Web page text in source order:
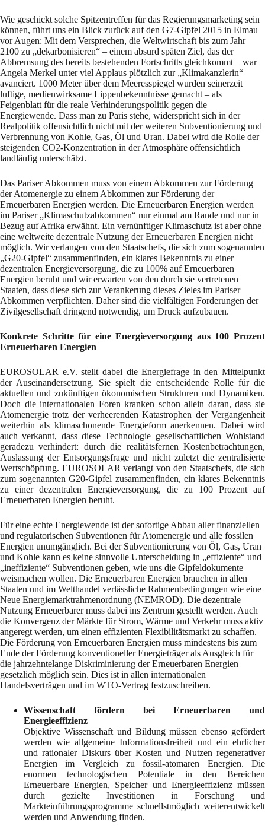
Wie geschickt solche Spitzentreffen für das Regierungsmarketing sein
können, führt uns ein Blick zurück auf den G7-Gipfel 2015 in Elmau
vor Augen: Mit dem Versprechen, die Weltwirtschaft bis zum Jahr
2100 zu „dekarbonisieren“ – einem absurd späten Ziel, das der
Abbremsung des bereits bestehenden Fortschritts gleichkommt – war
Angela Merkel unter viel Applaus plötzlich zur „Klimakanzlerin“
avanciert. 1000 Meter über dem Meeresspiegel wurden seinerzeit
luftige, medienwirksame Lippenbekenntnisse gemacht – als
Feigenblatt für die reale Verhinderungspolitik gegen die
Energiewende. Dass man zu Paris stehe, widerspricht sich in der
Realpolitik offensichtlich nicht mit der weiteren Subventionierung und
Verbrennung von Kohle, Gas, Öl und Uran. Dabei wird die Rolle der
steigenden CO2-Konzentration in der Atmosphäre offensichtlich
landläufig unterschätzt.
Das Pariser Abkommen muss von einem Abkommen zur Förderung
der Atomenergie zu einem Abkommen zur Förderung der
Erneuerbaren Energien werden. Die Erneuerbaren Energien werden
im Pariser „Klimaschutzabkommen“ nur einmal am Rande und nur in
Bezug auf Afrika erwähnt. Ein vernünftiger Klimaschutz ist aber ohne
eine weltweite dezentrale Nutzung der Erneuerbaren Energien nicht
möglich. Wir verlangen von den Staatschefs, die sich zum sogenannten
„G20-Gipfel“ zusammenfinden, ein klares Bekenntnis zu einer
dezentralen Energieversorgung, die zu 100% auf Erneuerbaren
Energien beruht und wir erwarten von den durch sie vertretenen
Staaten, dass diese sich zur Verankerung dieses Zieles im Pariser
Abkommen verpflichten. Daher sind die vielfältigen Forderungen der
Zivilgesellschaft dringend notwendig, um Druck aufzubauen.
Konkrete Schritte für eine Energieversorgung aus 100 Prozent
Erneuerbaren Energien
EUROSOLAR e.V. stellt dabei die Energiefrage in den Mittelpunkt
der Auseinandersetzung. Sie spielt die entscheidende Rolle für die
aktuellen und zukünftigen ökonomischen Strukturen und Dynamiken.
Doch die internationalen Foren kranken schon allein daran, dass sie
Atomenergie trotz der verheerenden Katastrophen der Vergangenheit
weiterhin als klimaschonende Energieform anerkennen. Dabei wird
auch verkannt, dass diese Technologie gesellschaftlichen Wohlstand
geradezu verhindert: durch die realitätsfernen Kostenbetrachtungen,
Auslassung der Entsorgungsfrage und nicht zuletzt die zentralisierte
Wertschöpfung. EUROSOLAR verlangt von den Staatschefs, die sich
zum sogenannten G20-Gipfel zusammenfinden, ein klares Bekenntnis
zu einer dezentralen Energieversorgung, die zu 100 Prozent auf
Erneuerbaren Energien beruht.
Für eine echte Energiewende ist der sofortige Abbau aller finanziellen
und regulatorischen Subventionen für Atomenergie und alle fossilen
Energien unumgänglich. Bei der Subventionierung von Öl, Gas, Uran
und Kohle kann es keine sinnvolle Unterscheidung in „effiziente“ und
„ineffiziente“ Subventionen geben, wie uns die Gipfeldokumente
weismachen wollen. Die Erneuerbaren Energien brauchen in allen
Staaten und im Welthandel verlässliche Rahmenbedingungen wie eine
Neue Energiemarktrahmenordnung (NEMROD). Die dezentrale
Nutzung Erneuerbarer muss dabei ins Zentrum gestellt werden. Auch
die Konvergenz der Märkte für Strom, Wärme und Verkehr muss aktiv
angeregt werden, um einen effizienten Flexibilitätsmarkt zu schaffen.
Die Förderung von Erneuerbaren Energien muss mindestens bis zum
Ende der Förderung konventioneller Energieträger als Ausgleich für
die jahrzehntelange Diskriminierung der Erneuerbaren Energien
gesetzlich möglich sein. Dies ist in allen internationalen
Handelsverträgen und im WTO-Vertrag festzuschreiben.
Wissenschaft fördern bei Erneuerbaren und
Energieeffizienz
Objektive Wissenschaft und Bildung müssen ebenso gefördert
werden wie allgemeine Informationsfreiheit und ein ehrlicher
und rationaler Diskurs über Kosten und Nutzen regenerativer
Energien im Vergleich zu fossil-atomaren Energien. Die
enormen technologischen Potentiale in den Bereichen
Erneuerbare Energien, Speicher und Energieeffizienz müssen
durch gezielte Investitionen in Forschung und
Markteinführungsprogramme schnellstmöglich weiterentwickelt
werden und Anwendung finden.